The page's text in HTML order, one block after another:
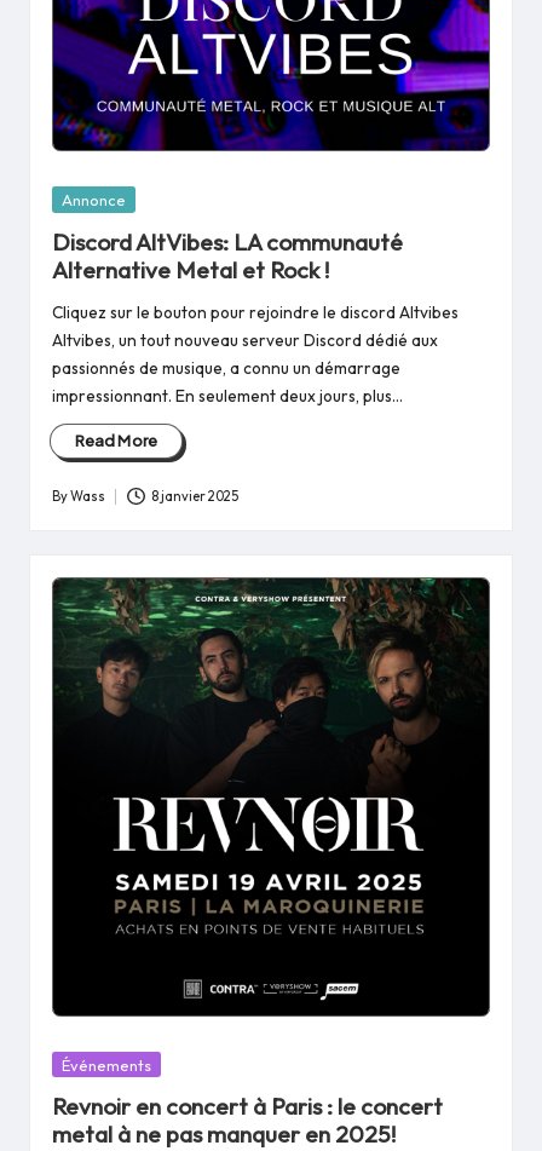
Posted
Annonce
Discord AltVibes: LA communauté
Alternative Metal et Rock !
Cliquez sur le bouton pour rejoindre le discord Altvibes
Altvibes, un tout nouveau serveur Discord dédié aux
passionnés de musique, a connu un démarrage
impressionnant. En seulement deux jours, plus…
Read More
Posted
ByWass 8 janvier 2025
Posted
Événements
Revnoir en concert à Paris : le concert
metal à ne pas manquer en 2025!